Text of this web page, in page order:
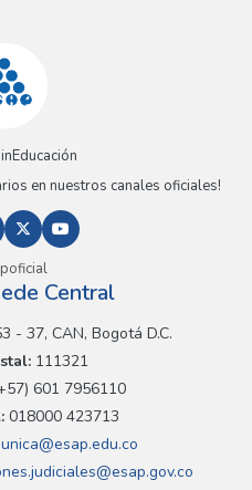
en nuestros canales oficiales!
Central
- 37, CAN, Bogotá D.C.
111321
601 7956110
018000 423713